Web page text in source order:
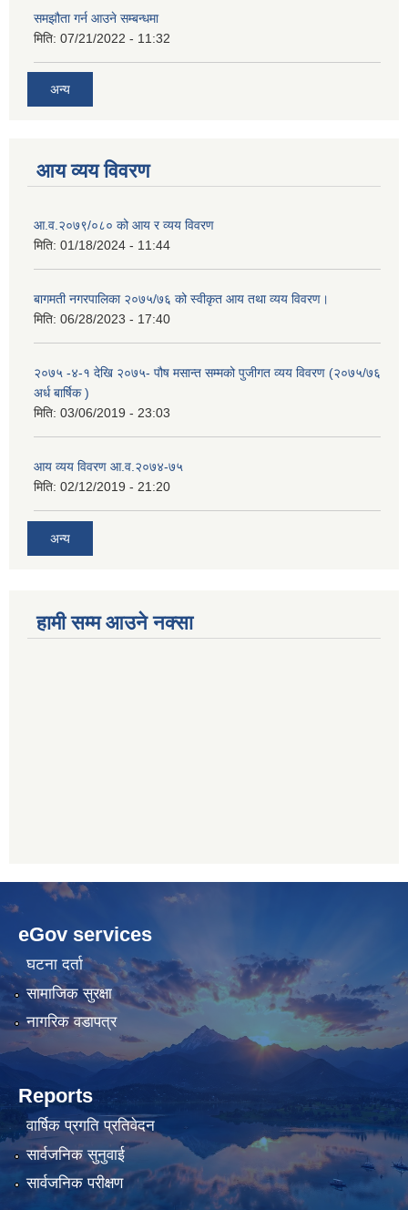
समझौता गर्न आउने सम्बन्धमा
मिति: 07/21/2022 - 11:32
अन्य
आय व्यय विवरण
आ.व.२०७९/०८० को आय र व्यय विवरण
मिति: 01/18/2024 - 11:44
बागमती नगरपालिका २०७५/७६ को स्वीकृत आय तथा व्यय विवरण।
मिति: 06/28/2023 - 17:40
२०७५ -४-१ देखि २०७५- पौष मसान्त सम्मको पुजीगत व्यय विवरण (२०७५/७६
अर्ध बार्षिक )
मिति: 03/06/2019 - 23:03
आय व्यय विवरण आ.व.२०७४-७५
मिति: 02/12/2019 - 21:20
अन्य
हामी सम्म आउने नक्सा
betwild
cratosroyalbet
bahis
siteleri
hdasianporns.net
lunadark.org
bahis
siteleri
eGov services
घटना दर्ता
सामाजिक सुरक्षा
नागरिक वडापत्र
Reports
वार्षिक प्रगति प्रतिवेदन
सार्वजनिक सुनुवाई
सार्वजनिक परीक्षण